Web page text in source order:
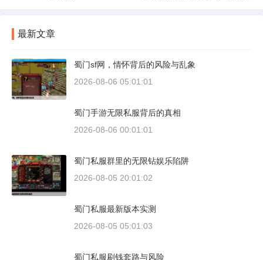
最新文章
蜀门sf网，情怀背后的风险与乱象
2026-08-06 05:01:01
蜀门手游无限私服背后的真相
2026-08-06 00:01:01
蜀门私服群里的无限钻娱乐陷阱
2026-08-05 20:01:02
蜀门私服最新版本实测
2026-08-05 05:01:03
蜀门私服刷钱套路与风险